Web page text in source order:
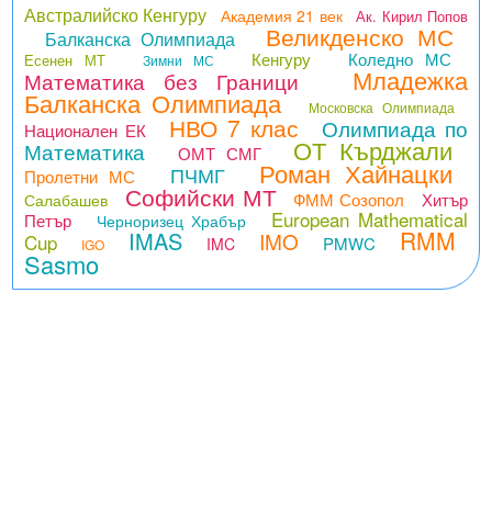
Австралийско Кенгуру Академия 21 век Ак. Кирил Попов
Балканска Олимпиада Великденско МС
Есенен МТ Зимни МС Кенгуру Коледно МС
Математика без Граници Младежка
Балканска Олимпиада Московска Олимпиада
Национален ЕК НВО 7 клас Олимпиада по
Математика ОМТ СМГ ОТ Кърджали
Пролетни МС ПЧМГ Роман Хайнацки
Салабашев Софийски МТ ФММ Созопол
Хитър
Петър
Черноризец Храбър
European Mathematical
Cup
IGO IMAS IMC IMO PMWC RMM
Sasmo